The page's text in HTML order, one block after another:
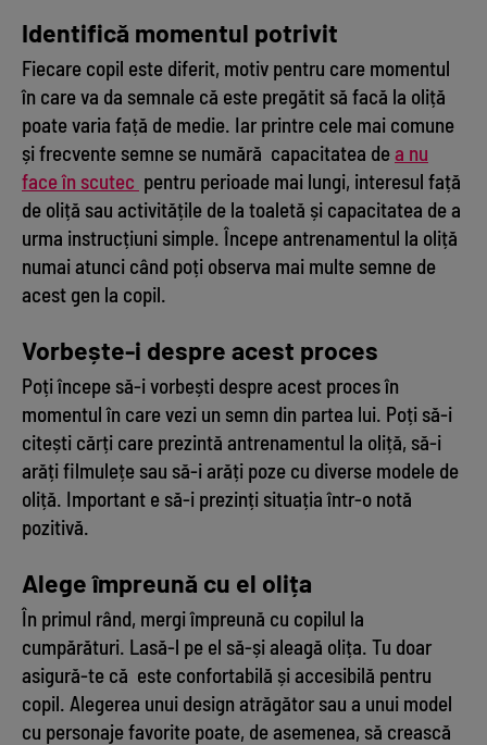
Identifică momentul potrivit
Fiecare copil este diferit, motiv pentru care momentul
în care va da semnale că este pregătit să facă la oliță
poate varia față de medie. Iar printre cele mai comune
și frecvente semne se numără capacitatea dea nu
face în scutec pentru perioade mai lungi, interesul față
de oliță sau activitățile de la toaletă și capacitatea de a
urma instrucțiuni simple. Începe antrenamentul la oliță
numai atunci când poți observa mai multe semne de
acest gen la copil.
Vorbește-i despre acest proces
Poți începe să-i vorbești despre acest proces în
momentul în care vezi un semn din partea lui. Poți să-i
citești cărți care prezintă antrenamentul la oliță, să-i
arăți filmulețe sau să-i arăți poze cu diverse modele de
oliță. Important e să-i prezinți situația într-o notă
pozitivă.
Alege împreună cu el olița
În primul rând, mergi împreună cu copilul la
cumpărături. Lasă-l pe el să-și aleagă olița. Tu doar
asigură-te că este confortabilă și accesibilă pentru
copil. Alegerea unui design atrăgător sau a unui model
cu personaje favorite poate, de asemenea, să crească